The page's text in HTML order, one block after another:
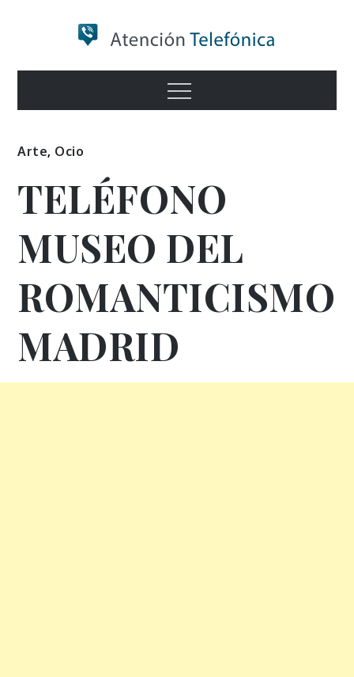
Numero de
Información
Menu
Arte, Ocio
TELÉFONO
MUSEO DEL
ROMANTICISMO
MADRID